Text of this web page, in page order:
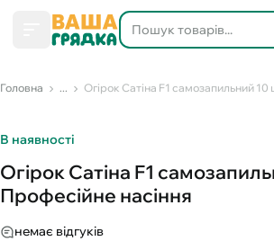
Головна ... Огірок Сатіна F1 самозапильний 10
В наявності
Огірок Сатіна F1
Професійне насіння
немає відгуків